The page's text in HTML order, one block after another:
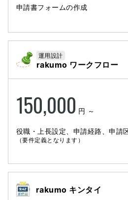
申請書フォームの作成
運用設計
rakumo ワークフロー
150,000 円 ～
役職・上長設定、申請経路、申請
（要件定義となります）
rakumo キンタイ